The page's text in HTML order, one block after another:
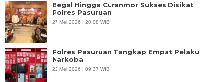
Begal Hingga Curanmor Sukses Disikat
Polres Pasuruan
27 Mei 2026 | 20:08 WIB
Polres Pasuruan Tangkap Empat Pelaku
Narkoba
22 Mei 2026 | 09:37 WIB